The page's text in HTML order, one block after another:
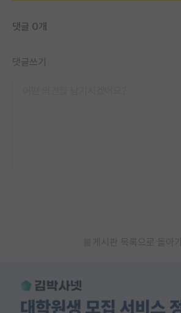
댓글 0개
댓글쓰기
게시판 목록으로 돌아